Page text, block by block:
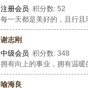
注册会员 积分数: 52
每一天都是美好的，且行且
谢志刚
中级会员 积分数: 348
拥有向上的事业，拥有温暖
喻海良